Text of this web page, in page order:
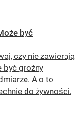
być
czy nie zawierają
być groźny
A o to
do żywności.